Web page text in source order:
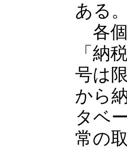
ある。
各個
「納
号は
から
タベ
常の